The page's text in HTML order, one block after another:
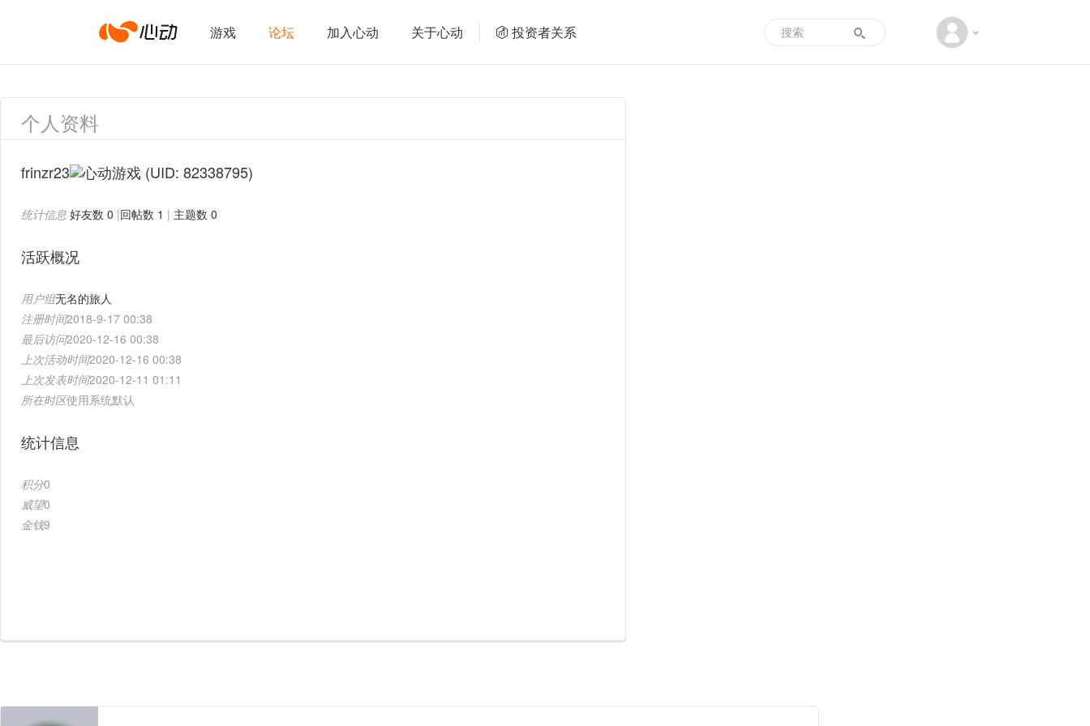
心
动
络
游戏 论坛 加入心动 关于心动 投资者关系
个人资料
frinzr23 (UID: 82338795)
统计信息 好友数 0 |回帖数 1 | 主题数 0
活跃概况
用户组无名的旅人
注册时间2018-9-17 00:38
最后访问2020-12-16 00:38
上次活动时间2020-12-16 00:38
上次发表时间2020-12-11 01:11
所在时区使用系统默认
统计信息
积分0
威望0
金钱9